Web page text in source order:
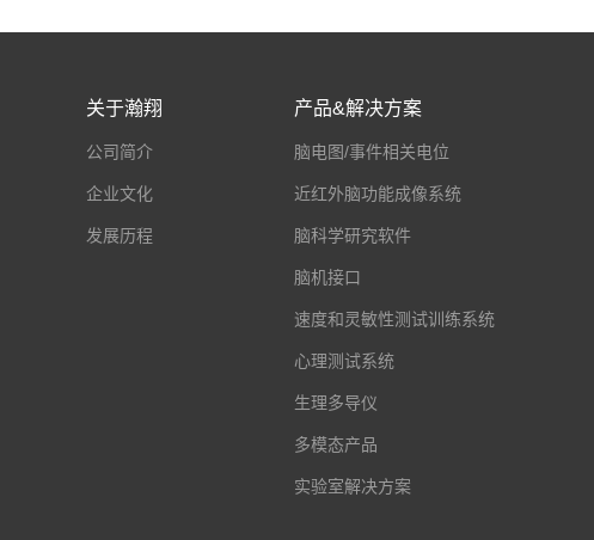
关于瀚翔
公司简介
企业文化
发展历程
产品&解决方案
脑电图/事件相关电位
近红外脑功能成像系统
脑科学研究软件
脑机接口
速度和灵敏性测试训练系统
心理测试系统
生理多导仪
多模态产品
实验室解决方案